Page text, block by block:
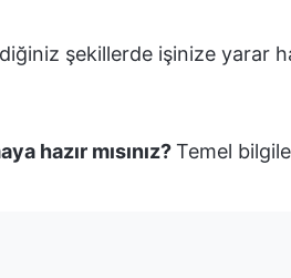
şekillerde işinize yarar
hazır mısınız?Temel